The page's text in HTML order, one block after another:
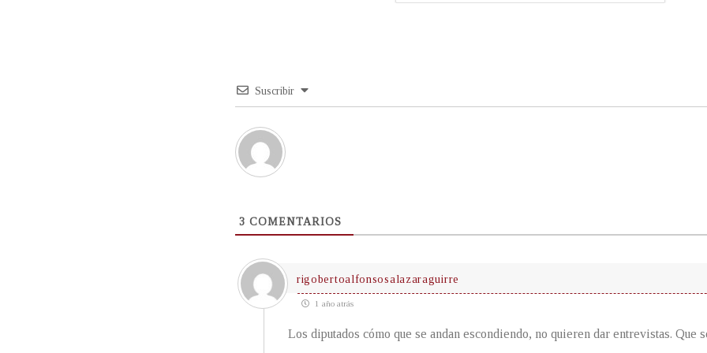
Suscribir
3 COMENTARIOS
rigobertoalfonsosalazaraguirre
1 año atrás
Los diputados cómo que se andan escondiendo, no quieren dar entrevistas. Que